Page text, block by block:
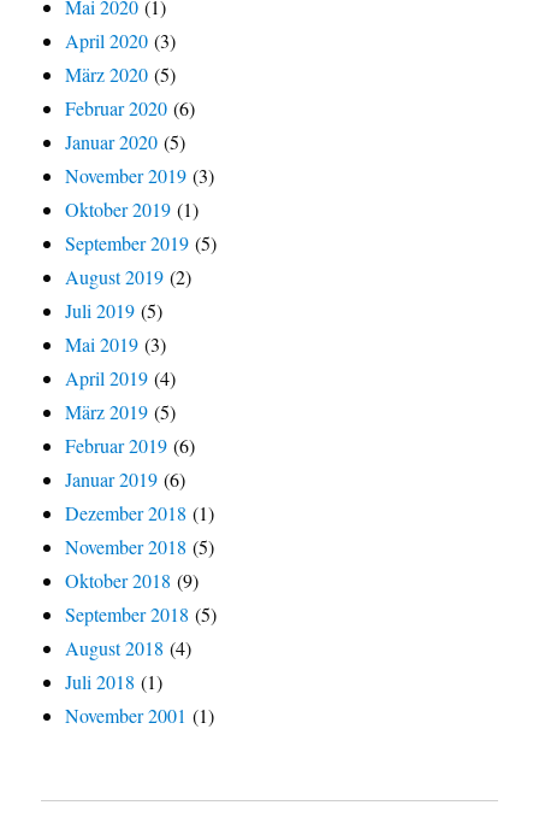
Mai 2020 (1)
April 2020 (3)
März 2020 (5)
Februar 2020 (6)
Januar 2020 (5)
November 2019 (3)
Oktober 2019 (1)
September 2019 (5)
August 2019 (2)
Juli 2019 (5)
Mai 2019 (3)
April 2019 (4)
März 2019 (5)
Februar 2019 (6)
Januar 2019 (6)
Dezember 2018 (1)
November 2018 (5)
Oktober 2018 (9)
September 2018 (5)
August 2018 (4)
Juli 2018 (1)
November 2001 (1)